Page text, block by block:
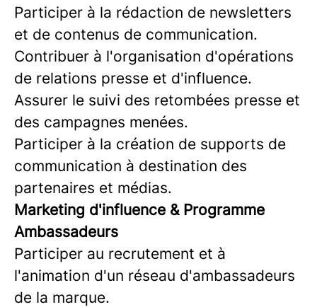
Participer à la rédaction de newsletters
et de contenus de communication.
Contribuer à l'organisation d'opérations
de relations presse et d'influence.
Assurer le suivi des retombées presse et
des campagnes menées.
Participer à la création de supports de
communication à destination des
partenaires et médias.
Marketing d'influence & Programme
Ambassadeurs
Participer au recrutement et à
l'animation d'un réseau d'ambassadeurs
de la marque.